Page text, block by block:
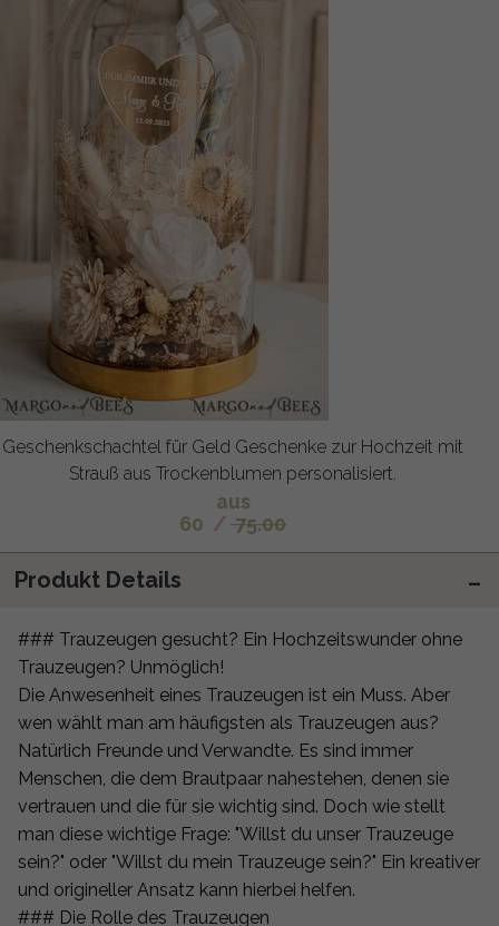
Geschenkschachtel für Geld Geschenke zur Hochzeit mit
Strauß aus Trockenblumen personalisiert.
aus
60 / 75.00
Produkt Details
### Trauzeugen gesucht? Ein Hochzeitswunder ohne
Trauzeugen? Unmöglich!
Die Anwesenheit eines Trauzeugen ist ein Muss. Aber
wen wählt man am häufigsten als Trauzeugen aus?
Natürlich Freunde und Verwandte. Es sind immer
Menschen, die dem Brautpaar nahestehen, denen sie
vertrauen und die für sie wichtig sind. Doch wie stellt
man diese wichtige Frage: "Willst du unser Trauzeuge
sein?" oder "Willst du mein Trauzeuge sein?" Ein kreativer
und origineller Ansatz kann hierbei helfen.
### Die Rolle des Trauzeugen